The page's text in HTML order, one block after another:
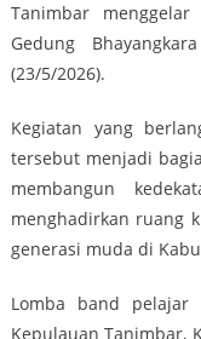
Tanimbar
Gedung
(23/5/2026).
Kegiatan yang
tersebut menjadi
membangun
menghadirkan ruang
generasi muda di
Lomba band pelajar
Kepulauan Tanimbar,